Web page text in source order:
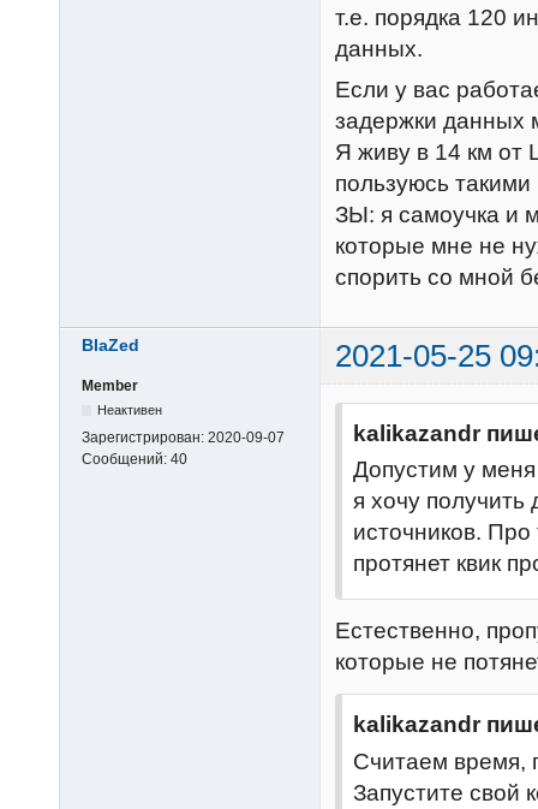
т.е. порядка 120
данных.
Если у вас
задержки данных
Я живу в 14 км от
пользуюсь
ЗЫ: я самоучка и
которые мне не
спорить со мной
BlaZed 2021-05-25
Member
Неактивен
Зарегистрирован: 2020-09-07
Сообщений: 40
kalikazandr
Допустим у
я хочу
источников.
протянет квик
Естественно,
которые не
kalikazandr
Считаем время,
Запустите свой